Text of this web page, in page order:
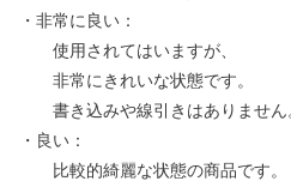
・非常に良い：
使用されてはいますが、
非常にきれいな状態です。
書き込みや線引きはありません
・良い：
比較的綺麗な状態の商品です。